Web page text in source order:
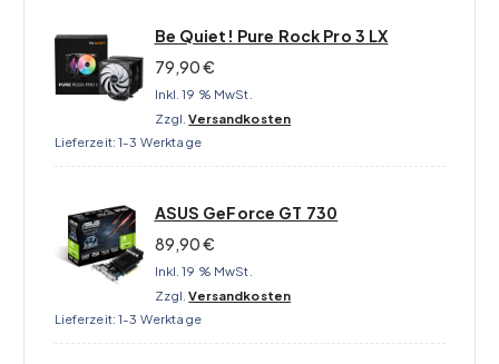
Be Quiet! Pure Rock Pro 3 LX
79,90€
Inkl. 19 % MwSt.
Zzgl.Versandkosten
Lieferzeit:1-3 Werktage
ASUS GeForce GT 730
89,90€
Inkl. 19 % MwSt.
Zzgl.Versandkosten
Lieferzeit:1-3 Werktage